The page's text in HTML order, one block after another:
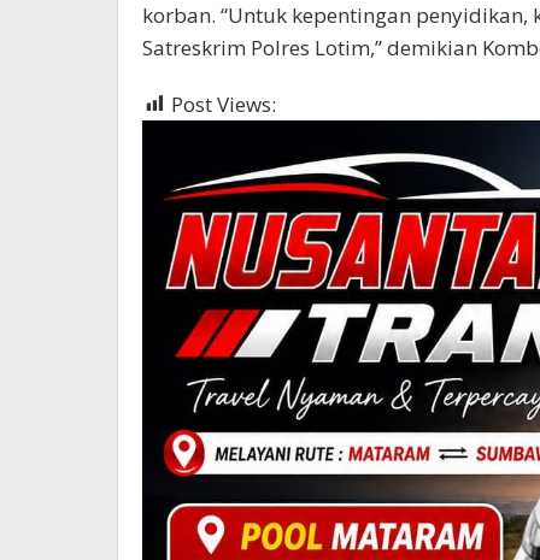
korban. “Untuk kepentingan
Satreskrim Polres Lotim,” demikian
Post Views: